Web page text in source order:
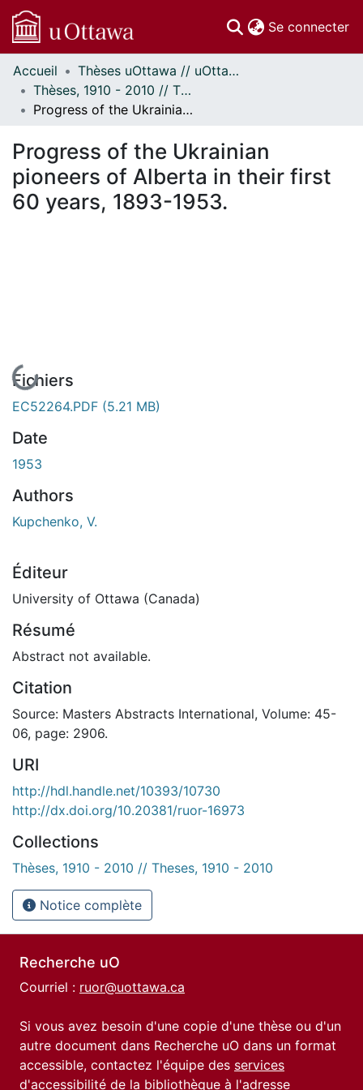
Se connecter
Communautés
et collections
Parcourir
À propos
Accueil
Thèses uOttawa // uOttawa Theses
Thèses, 1910 - 2010 // Theses, 1910 - 2010
Progress of the Ukrainian pioneers of Alberta in their first 60 years, 1893-1953.
Progress of the Ukrainian
pioneers of Alberta in their first
60 years, 1893-1953.
En cours de chargement...
Fichiers
EC52264.PDF (5.21 MB)
Date
1953
Authors
Kupchenko, V.
Éditeur
University of Ottawa (Canada)
Résumé
Abstract not available.
Citation
Source: Masters Abstracts International, Volume: 45-
06, page: 2906.
URI
http://hdl.handle.net/10393/10730
http://dx.doi.org/10.20381/ruor-16973
Collections
Thèses, 1910 - 2010 // Theses, 1910 - 2010
Notice complète
Recherche uO
Courriel : ruor@uottawa.ca
Si vous avez besoin d'une copie d'une thèse ou d'un
autre document dans Recherche uO dans un format
accessible, contactez l'équipe des services
d'accessibilité de la bibliothèque à l'adresse